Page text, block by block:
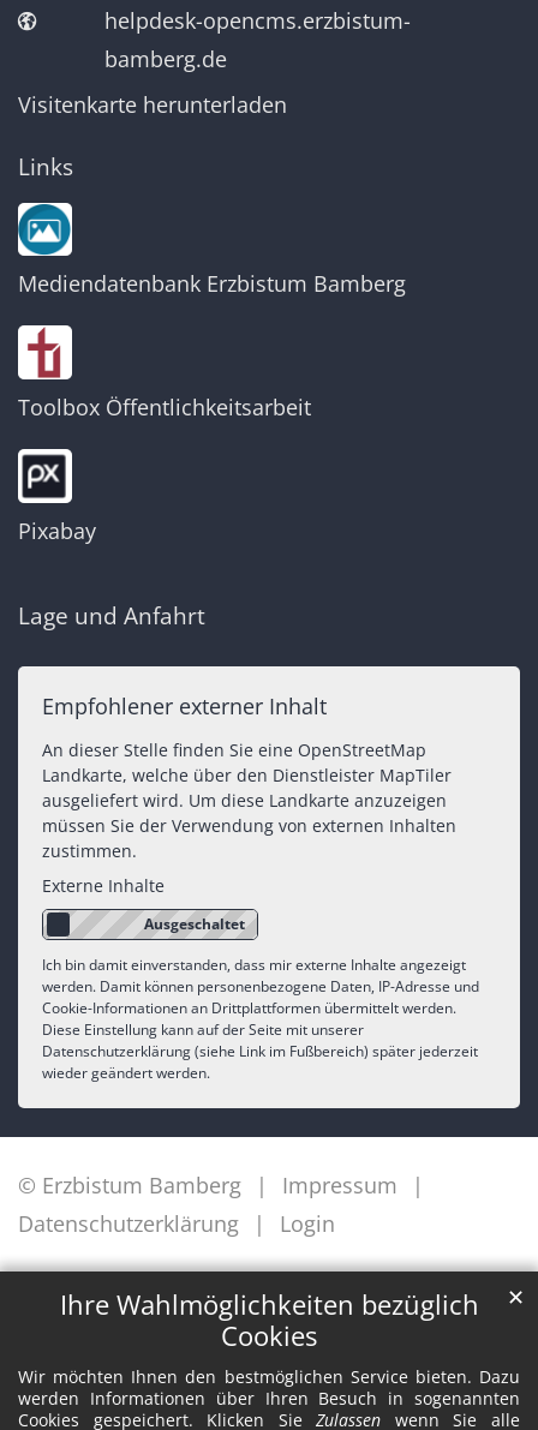
Ihre Wahlmöglichkeiten bezüglich
Cookies
Wir möchten Ihnen den bestmöglichen Service bieten. Dazu
werden Informationen über Ihren Besuch in sogenannten
Cookies gespeichert. Klicken SieZulassen wenn Sie alle
✕
helpdesk-opencms.erzbistum-
bamberg.de
Visitenkarte herunterladen
Links
Mediendatenbank Erzbistum Bamberg
Toolbox Öffentlichkeitsarbeit
Pixabay
Lage und Anfahrt
Empfohlener externer Inhalt
An dieser Stelle finden Sie eine OpenStreetMap
Landkarte, welche über den Dienstleister MapTiler
ausgeliefert wird. Um diese Landkarte anzuzeigen
müssen Sie der Verwendung von externen Inhalten
zustimmen.
Externe Inhalte
Ich bin damit einverstanden, dass mir externe Inhalte angezeigt
werden. Damit können personenbezogene Daten, IP-Adresse und
Cookie-Informationen an Drittplattformen übermittelt werden.
Diese Einstellung kann auf der Seite mit unserer
Datenschutzerklärung (siehe Link im Fußbereich) später jederzeit
wieder geändert werden.
© Erzbistum Bamberg
Impressum
Datenschutzerklärung
Login